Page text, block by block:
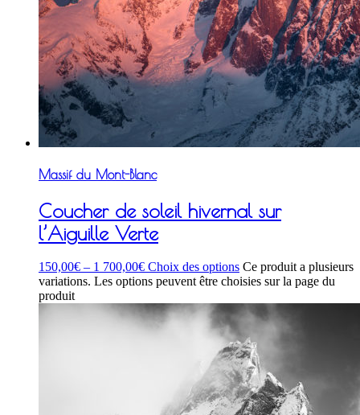
Massif du Mont-Blanc
Coucher de soleil hivernal sur
l’Aiguille Verte
150,00€ – 1 700,00€ Choix des options Ce produit a plusieurs
variations. Les options peuvent être choisies sur la page du
produit